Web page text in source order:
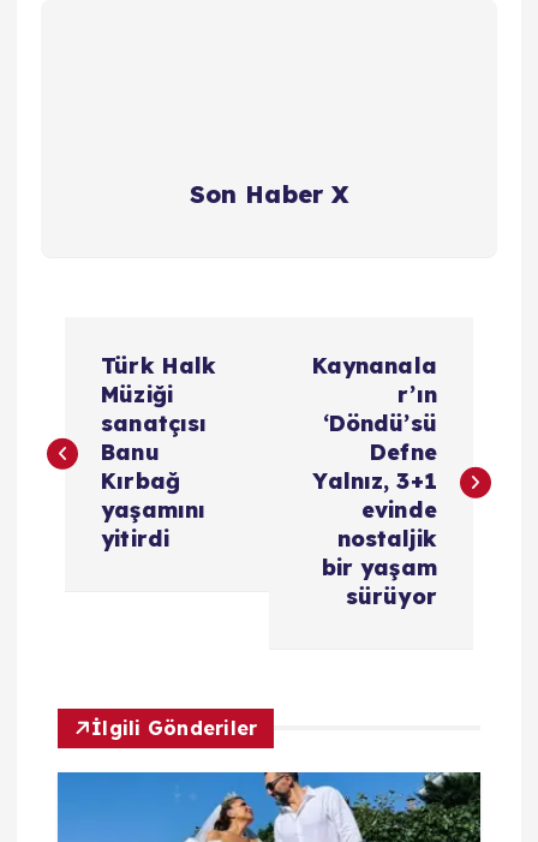
Son Haber X
z
z
Türk Halk
Müziği
sanatçısı
Banu
Kırbağ
yaşamını
yitirdi
Kaynanala
r’ın
‘Döndü’sü
Defne
Yalnız, 3+1
evinde
nostaljik
bir yaşam
sürüyor
İlgili Gönderiler